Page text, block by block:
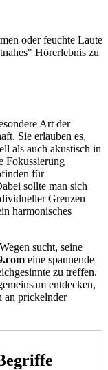
oder feuchte Laute
Hörerlebnis zu
Art der
Sie erlauben es,
als auch akustisch in
Fokussierung
für
sollte man sich
Grenzen
harmonisches
sucht, seine
eine spannende
zu treffen.
entdecken,
an prickelnder